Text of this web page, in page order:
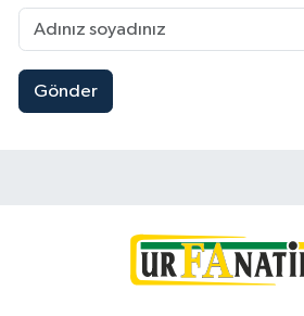
Gönder